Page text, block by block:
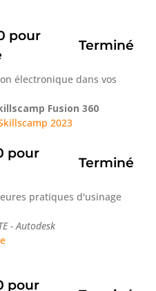
pour
Terminé
électronique dans vos
Fusion 360
2023
pour
Terminé
pratiques d'usinage
- Autodesk
pour